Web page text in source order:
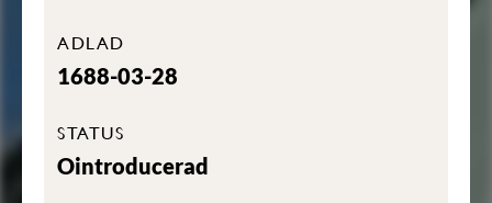
ADLAD
1688-03-28
STATUS
Ointroducerad